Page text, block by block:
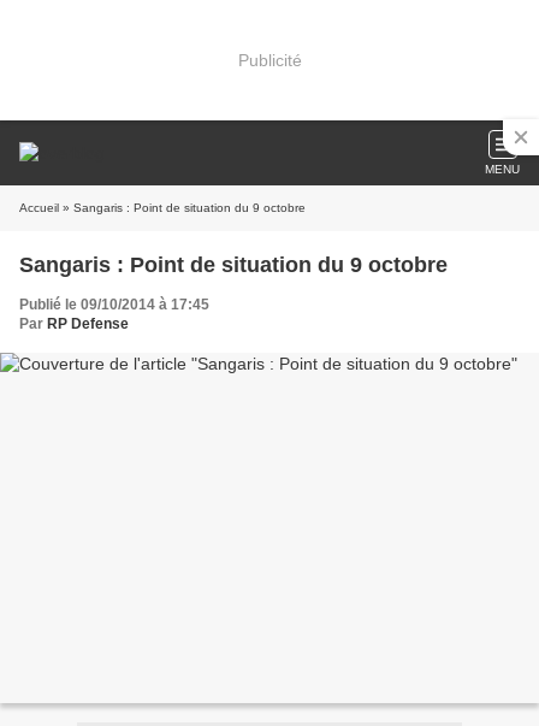
Publicité
MENU
Accueil » Sangaris : Point de situation du 9 octobre
Sangaris : Point de situation du 9 octobre
Publié le 09/10/2014 à 17:45
Par RP Defense